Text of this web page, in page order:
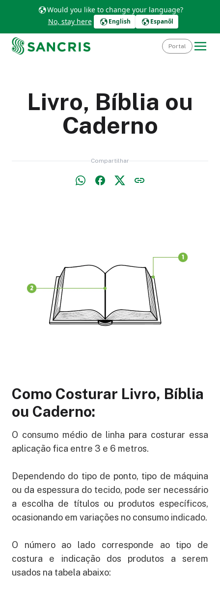
Would you like to change your language?
No, stay here
English Espanõl
Portal
Livro, Bíblia ou
Caderno
Compartilhar
Como Costurar Livro, Bíblia
ou Caderno:
O consumo médio de linha para costurar essa
aplicação fica entre 3 e 6 metros.
Dependendo do tipo de ponto, tipo de máquina
ou da espessura do tecido, pode ser necessário
a escolha de títulos ou produtos específicos,
ocasionando em variações no consumo indicado.
O número ao lado corresponde ao tipo de
costura e indicação dos produtos a serem
usados na tabela abaixo: